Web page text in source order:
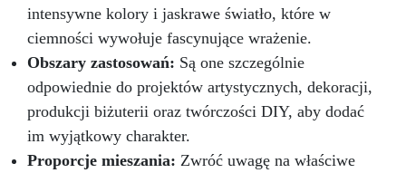
intensywne kolory i jaskrawe światło, które w
ciemności wywołuje fascynujące wrażenie.
Obszary zastosowań: Są one szczególnie
odpowiednie do projektów artystycznych, dekoracji,
produkcji biżuterii oraz twórczości DIY, aby dodać
im wyjątkowy charakter.
Proporcje mieszania: Zwróć uwagę na właściwe